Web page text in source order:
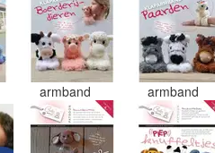
armband armband